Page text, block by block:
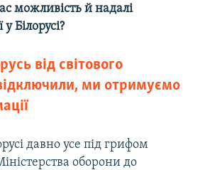
можливість й надалі
Білорусі?
від світового
ми отримуємо
давно усе під грифом
оборони до